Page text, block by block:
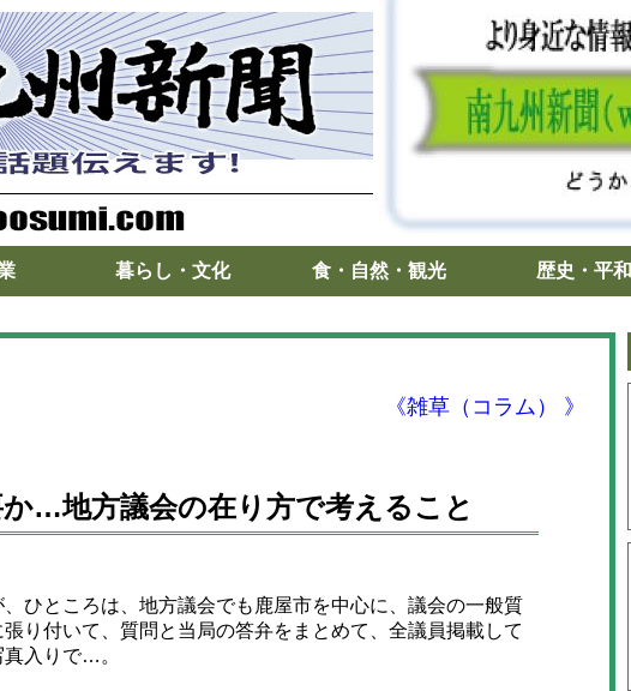
暮らし・文化 食・自然・観光 歴史・平和
《雑草（コラム） 》
…地方議会の在り方で考えること
ひところは、地方議会でも鹿屋市を中心に、議会の一般質
り付いて、質問と当局の答弁をまとめて、全議員掲載して
入りで…。